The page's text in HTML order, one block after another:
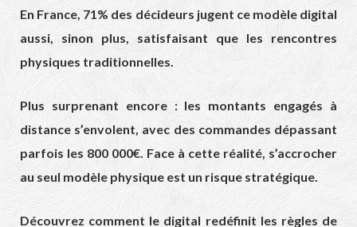
En France, 71% des décideurs jugent ce modèle digital
aussi, sinon plus, satisfaisant que les rencontres
physiques traditionnelles.
Plus surprenant encore : les montants engagés à
distance s’envolent, avec des commandes dépassant
parfois les 800 000€. Face à cette réalité, s’accrocher
au seul modèle physique est un risque stratégique.
Découvrez comment le digital redéfinit les règles de